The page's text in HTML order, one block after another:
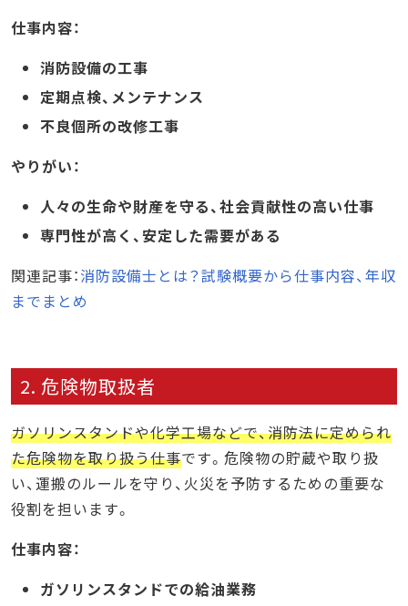
仕事内容：
消防設備の工事
定期点検、メンテナンス
不良個所の改修工事
やりがい：
人々の生命や財産を守る、社会貢献性の高い仕事
専門性が高く、安定した需要がある
関連記事：消防設備士とは？試験概要から仕事内容、年収
までまとめ
2. 危険物取扱者
ガソリンスタンドや化学工場などで、消防法に定められ
た危険物を取り扱う仕事です。危険物の貯蔵や取り扱
い、運搬のルールを守り、火災を予防するための重要な
役割を担います。
仕事内容：
ガソリンスタンドでの給油業務